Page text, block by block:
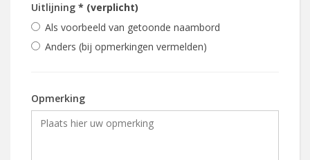
Uitlijning * (verplicht)
Als voorbeeld van getoonde naambord
Anders (bij opmerkingen vermelden)
Opmerking